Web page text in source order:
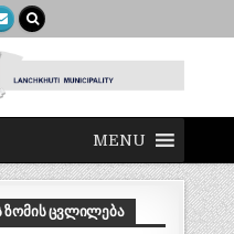
MENU
ᲖᲝᲛᲘᲡ ᲪᲕᲚᲘᲚᲔᲑᲐ